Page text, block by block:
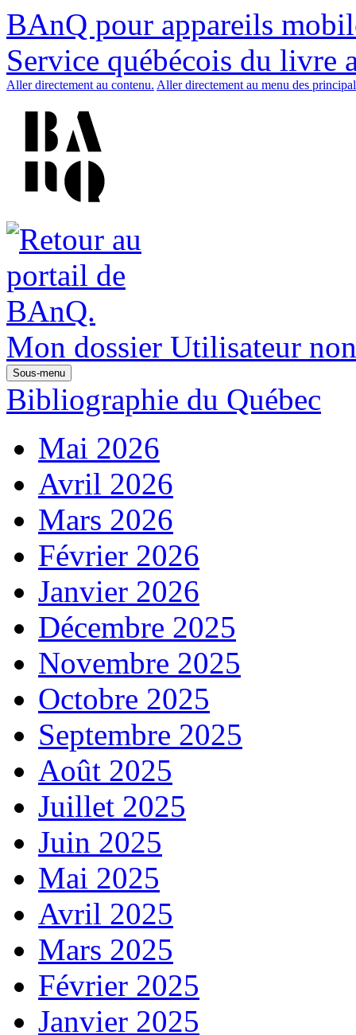
BAnQ pour appareils
Service québécois du livre
Aller directement au contenu. Aller directement au menu des
Mon dossier Utilisateur
Sous-menu
Bibliographie du Québec
Mai 2026
Avril 2026
Mars 2026
Février 2026
Janvier 2026
Décembre 2025
Novembre 2025
Octobre 2025
Septembre 2025
Août 2025
Juillet 2025
Juin 2025
Mai 2025
Avril 2025
Mars 2025
Février 2025
Janvier 2025